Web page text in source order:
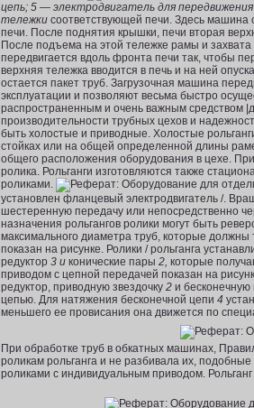
цепь; 5 — электродви­гатель для
тележки соответствующей печи. Здесь машина
печи. После поднятия крышки, печи вторая
После подъема на этой тележке рамы и захвата
передвигается вдоль фронта печи так, чтобы
верхняя тележка вводится в печь и на ней
остается пакет труб. Загрузочная машина
эксплуатации и позволяют весьма быстро
распространенным и очень важным средством
производительности трубных цехов и
быть холостые и приводные. Холостые
стойках или на общей определенной длины
общего расположения оборудования в цехе.
ролика. Рольганги изготовляются также
роликами.
установлен фланцевый электродви­гатель /.
шестеренную передачу или непосредственно
назначения рольгангов ролики могут быть
максимального диаметра труб, которые должны
показан на рисунке. Ролики / рольганга
редуктор 3 и конические пары 2, которые
приводом с цепной передачей показан на
редуктор, приводную звездочку 2 и бесконечную
цепью. Для натяжения бесконечной цепи 4
меньшего ее провисания она движется по
При обработке труб в обкатных машинах,
роликам рольганга и не разбивала их,
роликами с индивидуальным при­водом.